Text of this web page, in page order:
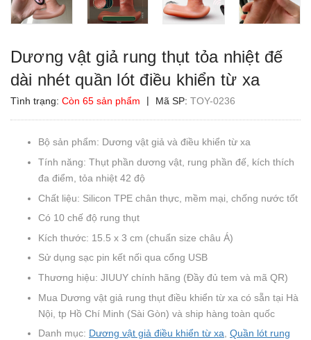
Dương vật giả rung thụt tỏa nhiệt đế
dài nhét quần lót điều khiển từ xa
Tình trạng: Còn 65 sản phẩm | Mã SP: TOY-0236
Bộ sản phẩm: Dương vật giả và điều khiển từ xa
Tính năng: Thụt phần dương vật, rung phần đế, kích thích
đa điểm, tỏa nhiệt 42 độ
Chất liệu: Silicon TPE chân thực, mềm mại, chống nước tốt
Có 10 chế độ rung thụt
Kích thước: 15.5 x 3 cm (chuẩn size châu Á)
Sử dụng sạc pin kết nối qua cổng USB
Thương hiệu: JIUUY chính hãng (Đầy đủ tem và mã QR)
Mua Dương vật giả rung thụt điều khiển từ xa có sẵn tại Hà
Nội, tp Hồ Chí Minh (Sài Gòn) và ship hàng toàn quốc
Danh mục: Dương vật giả điều khiển từ xa Quần lót rung